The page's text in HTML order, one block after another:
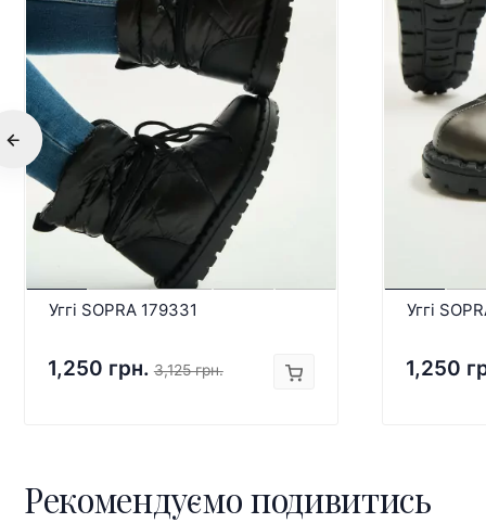
Уггі SOPRA 179331
1,250 грн. 3,125 грн.
Уггі
1,250
Рекомендуємо подивитись